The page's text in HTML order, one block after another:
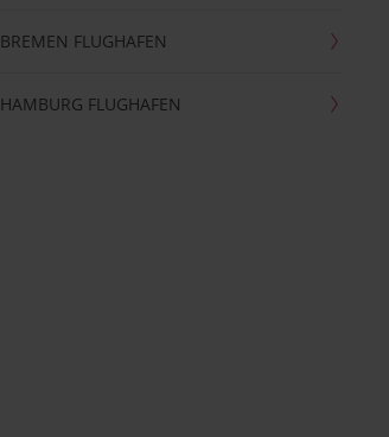
BREMEN FLUGHAFEN
HAMBURG FLUGHAFEN